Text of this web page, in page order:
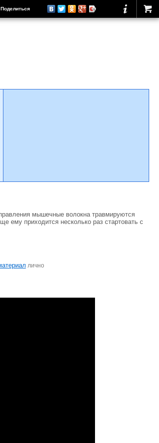
Поделиться
мышечные волокна травмируются
ему приходится несколько раз стартовать с
лично